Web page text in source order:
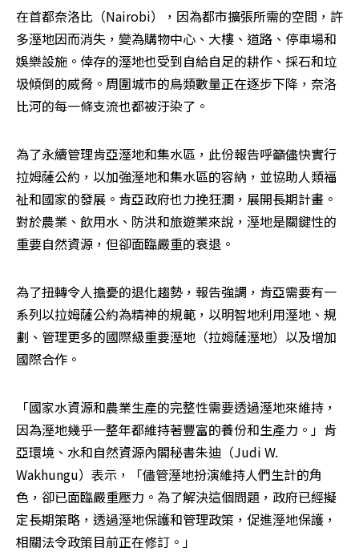
在首都奈洛比（Nairobi），因為都市擴張所需的空間，許
多溼地因而消失，變為購物中心、大樓、道路、停車場和
娛樂設施。倖存的溼地也受到自給自足的耕作、採石和垃
圾傾倒的威脅。周圍城市的鳥類數量正在逐步下降，奈洛
比河的每一條支流也都被汙染了。
為了永續管理肯亞溼地和集水區，此份報告呼籲儘快實行
拉姆薩公約，以加強溼地和集水區的容納，並協助人類福
祉和國家的發展。肯亞政府也力挽狂瀾，展開長期計畫。
對於農業、飲用水、防洪和旅遊業來說，溼地是關鍵性的
重要自然資源，但卻面臨嚴重的衰退。
為了扭轉令人擔憂的退化趨勢，報告強調，肯亞需要有一
系列以拉姆薩公約為精神的規範，以明智地利用溼地、規
劃、管理更多的國際級重要溼地（拉姆薩溼地）以及增加
國際合作。
「國家水資源和農業生產的完整性需要透過溼地來維持，
因為溼地幾乎一整年都維持著豐富的養份和生產力。」肯
亞環境、水和自然資源內閣秘書朱迪（Judi W.
Wakhungu）表示，「儘管溼地扮演維持人們生計的角
色，卻已面臨嚴重壓力。為了解決這個問題，政府已經擬
定長期策略，透過溼地保護和管理政策，促進溼地保護，
相關法令政策目前正在修訂。」